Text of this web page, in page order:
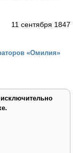
11 сентября 1847
«Омилия»